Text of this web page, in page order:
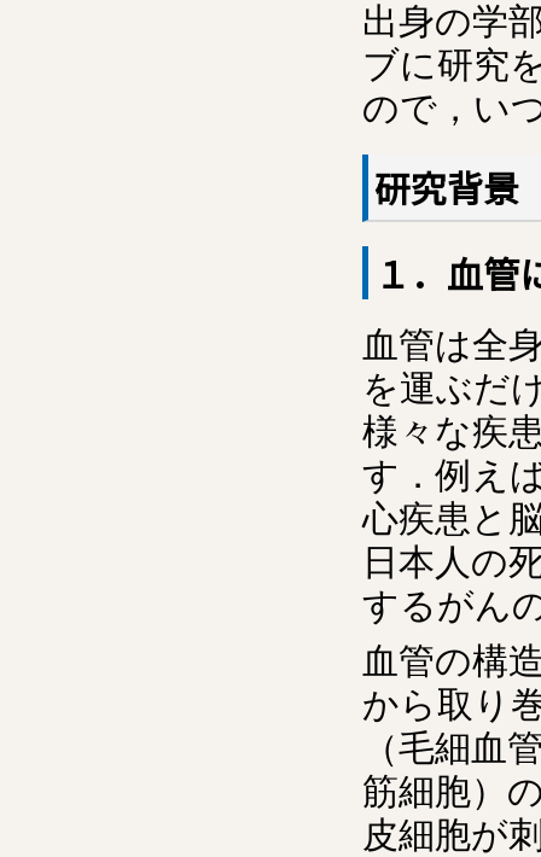
出身の学
ブに研究
ので，い
研究背景
１．血管
血管は全
を運ぶだ
様々な疾
す．例え
心疾患と
日本人の
するがん
血管の構
から取り
（毛細血
筋細胞）
皮細胞が